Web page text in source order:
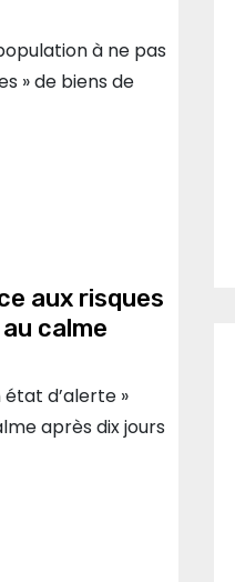
à ne pas
» de biens de
aux risques
calme
d’alerte »
après dix jours